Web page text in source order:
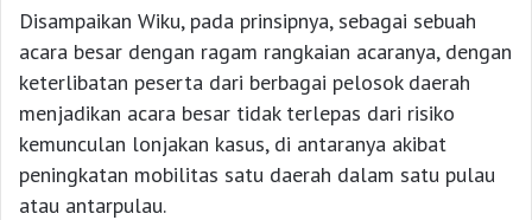
Disampaikan Wiku, pada prinsipnya, sebagai sebuah
acara besar dengan ragam rangkaian acaranya, dengan
keterlibatan peserta dari berbagai pelosok daerah
menjadikan acara besar tidak terlepas dari risiko
kemunculan lonjakan kasus, di antaranya akibat
peningkatan mobilitas satu daerah dalam satu pulau
atau antarpulau.